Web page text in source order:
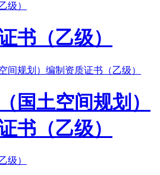
书（乙级）
国土空间规划）
书（乙级）